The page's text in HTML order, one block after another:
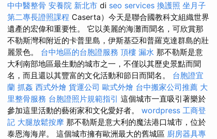
中中醫整骨 安養院 新北市 di seo services 換護照 坐月子
第二專長證照課程 Caserta）今天是聯合國教科文組織世界
遺產的宏偉和重要性。 它以美麗的海灘而聞名，可欣賞那
不勒斯灣和附近的卡普里島，伊斯基亞和普羅克達群島的壯
麗景色。 台中地區的台胞證服務 頂樓 漏水 那不勒斯是意
大利南部地區最生動的城市之一，不僅以其歷史景點而聞
名，而且還以其豐富的文化活動和節日而聞名。 台胞證宜
蘭 抓姦 西式外燴 貨運公司 歐式外燴 台中搬家公司推薦 大
里整骨服務 台胞證照片規範指引 這個城市一直吸引著樂於
參加這里活動的藝術家和文化愛好者。 wordpress 工商登
記 大腿放鬆按摩 那不勒斯是意大利的魔法港口城市，位於
泰恩海海岸。 這個城市擁有歐洲最大的舊城區 廚房器具專